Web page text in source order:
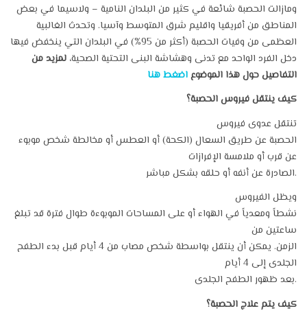
ومازالت الحصبة شائعة في كثير من البلدان النامية – ولاسيما في بعض
المناطق من أفريقيا واقليم شرق المتوسط وآسيا. وتحدث الغالبية
العظمى من وفيات الحصبة (أكثر من 95%) في البلدان التي ينخفض فيها
دخل الفرد الواحد مع تدنى وهشاشة البنى التحتية الصحية، لمزيد من
التفاصيل حول هذا الموضوعاضغط هنا
كيف ينتقل فيروس الحصبة؟
تنتقل عدوى فيروس
الحصبة عن طريق السعال (الكحة) أو العطس أو مخالطة شخص موبوء
عن قرب أو ملامسة الإفرازات
الصادرة عن أنفه أو حلقه بشكل مباشر.
ويظل الفيروس
نشطاً ومعدياً في الهواء أو على المساحات الموبوءة طوال فترة قد تبلغ
ساعتين من
الزمن. يمكن أن ينتقل بواسطة شخص مصاب من 4 أيام قبل بدء الطفح
الجلدى إلى 4 أيام
بعد ظهور الطفح الجلدى.
كيف يتم علاج الحصبة؟